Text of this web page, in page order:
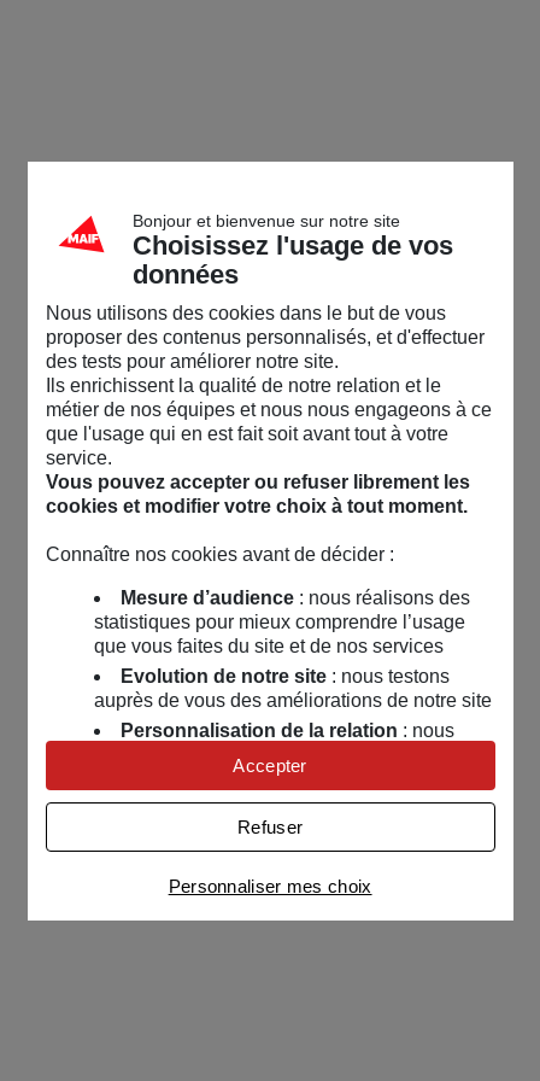
Bonjour et bienvenue sur notre site
Choisissez l'usage de vos
données
Nous utilisons des cookies dans le but de vous
proposer des contenus personnalisés, et d'effectuer
des tests pour améliorer notre site.
Ils enrichissent la qualité de notre relation et le
métier de nos équipes et nous nous engageons à ce
que l'usage qui en est fait soit avant tout à votre
service.
Vous pouvez accepter ou refuser librement les
cookies et modifier votre choix à tout moment.
Connaître nos cookies avant de décider :
Mesure d’audience: nous réalisons des
statistiques pour mieux comprendre l’usage
que vous faites du site et de nos services
Evolution de notre site: nous testons
auprès de vous des améliorations de notre site
Personnalisation de la relation : nous
nous servons de cookies pour adapter nos
contenus et personnaliser nos offres
Univers publicitaire: nous utilisons avec
nos partenaires des cookies pour afficher des
publicités personnalisées
Connaître notre politique cookies et la liste de nos
partenaires
Personnaliser mes choix
Refuser
Accepter